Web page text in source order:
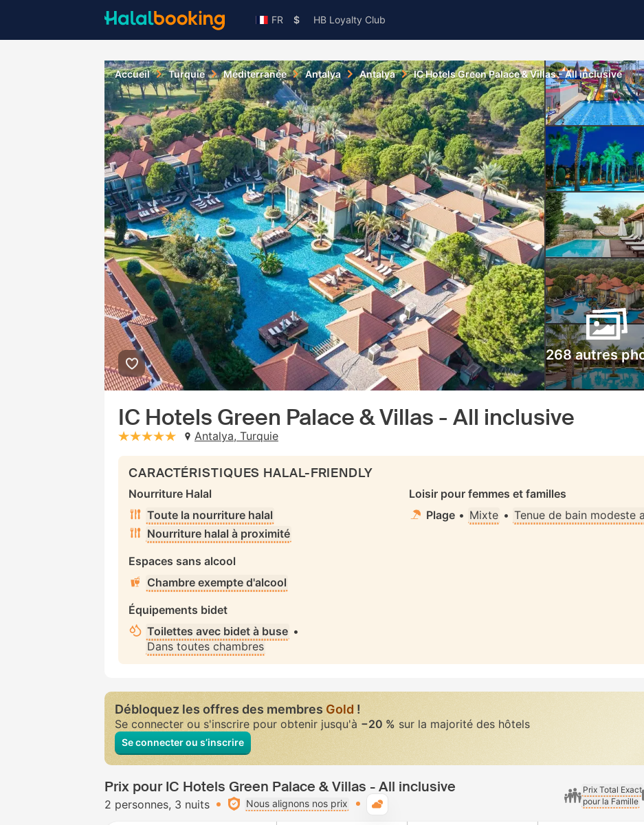
FR $ HB Loyalty Club
Accueil Turquie Méditerranée Antalya Antalya IC Hotels Green Palace & Villas - All inclusive
268 autres
IC Hotels Green Palace & Villas - All inclusive
stars: 5
Antalya, Turquie
CARACTÉRISTIQUES HALAL-FRIENDLY
Nourriture Halal
Toute la nourriture halal
Nourriture halal à proximité
Espaces sans alcool
Chambre exempte d'alcool
Équipements bidet
Toilettes avec bidet à buse •
Dans toutes chambres
Loisir pour femmes et familles
Plage • Mixte • Tenue de bain modeste
Débloquez les offres des membres Gold!
Se connecter ou s'inscrire pour obtenir jusqu'à −20 % sur la majorité des hôtels
Se connecter ou s’inscrire
Prix pour IC Hotels Green Palace & Villas - All inclusive
2 personnes 3 nuits Nous alignons nos prix
Prix Total Exact
pour la Famille